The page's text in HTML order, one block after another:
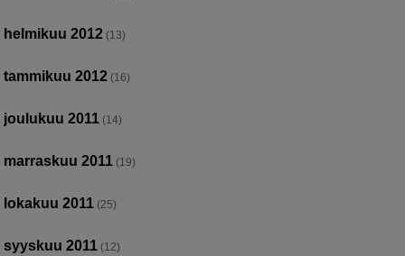
helmikuu 2012 (13)
tammikuu 2012 (16)
joulukuu 2011 (14)
marraskuu 2011 (19)
lokakuu 2011 (25)
syyskuu 2011 (12)